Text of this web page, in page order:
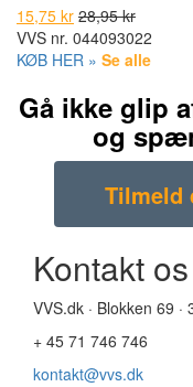
15,75 kr 28,95 kr
VVS nr. 044093022
KØB HER » Se alle
Gå ikke glip
og
Kontakt os
VVS.dk · Blokken 69 ·
+ 45 71 746 746
kontakt@vvs.dk